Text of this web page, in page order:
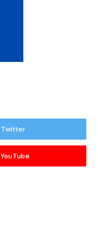
Twitter
YouTube